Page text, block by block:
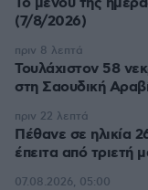
(7/8/2026)
Τουλάχιστον 58
στη Σαουδική
πριν 8 λεπτά
Πέθανε σε ηλικία
έπειτα από τριετή
πριν 22 λεπτά
07.08.2026, 05:00